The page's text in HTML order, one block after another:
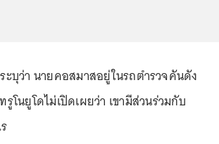
ะบุว่า นายคอสมาสอยู่ในรถตำรวจคันดัง
โนยูโดไม่เปิดเผยว่า เขามีส่วนร่วมกับ